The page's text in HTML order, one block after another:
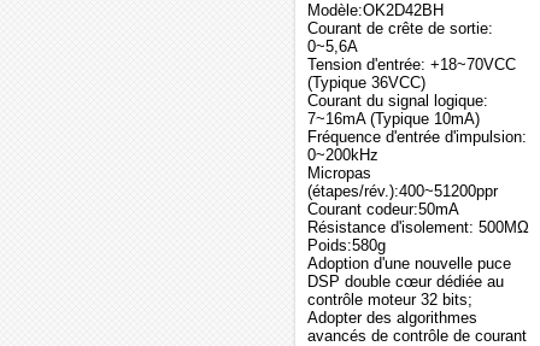
Modèle:OK2D42BH
Courant de crête de sortie:
0~5,6A
Tension d'entrée: +18~70VCC
(Typique 36VCC)
Courant du signal logique:
7~16mA (Typique 10mA)
Fréquence d'entrée d'impulsion:
0~200kHz
Micropas
(étapes/rév.):400~51200ppr
Courant codeur:50mA
Résistance d'isolement: 500MΩ
Poids:580g
Adoption d'une nouvelle puce
DSP double cœur dédiée au
contrôle moteur 32 bits;
Adopter des algorithmes
avancés de contrôle de courant